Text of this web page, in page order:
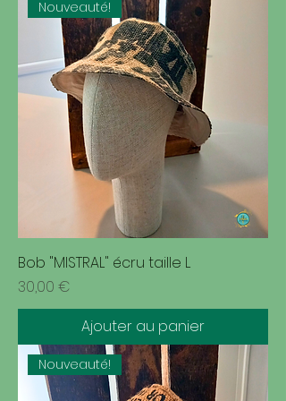
Nouveauté!
Bob "MISTRAL" écru taille L
Prix
30,00 €
Ajouter au panier
Nouveauté!